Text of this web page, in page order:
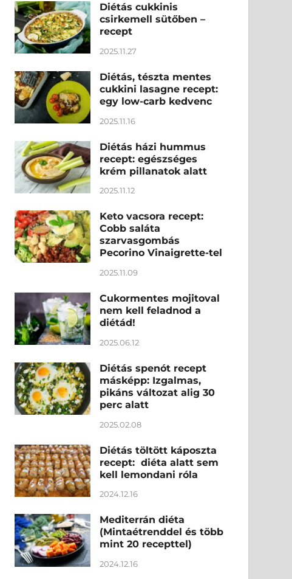
Diétás cukkinis
csirkemell sütőben –
recept
2025.11.27
Diétás, tészta mentes
cukkini lasagne recept:
egy low-carb kedvenc
2025.11.16
Diétás házi hummus
recept: egészséges
krém pillanatok alatt
2025.11.12
Keto vacsora recept:
Cobb saláta
szarvasgombás
Pecorino Vinaigrette-tel
2025.11.09
Cukormentes mojitoval
nem kell feladnod a
diétád!
2025.06.12
Diétás spenót recept
másképp: Izgalmas,
pikáns változat alig 30
perc alatt
2025.02.08
Diétás töltött káposzta
recept: diéta alatt sem
kell lemondani róla
2024.12.16
Mediterrán diéta
(Mintaétrenddel és több
mint 20 recepttel)
2024.12.16